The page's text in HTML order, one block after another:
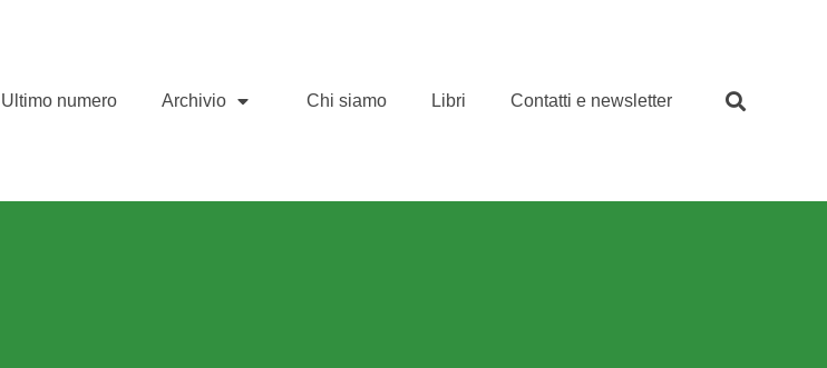
Ultimo numero Archivio Chi siamo Libri Contatti e newsletter